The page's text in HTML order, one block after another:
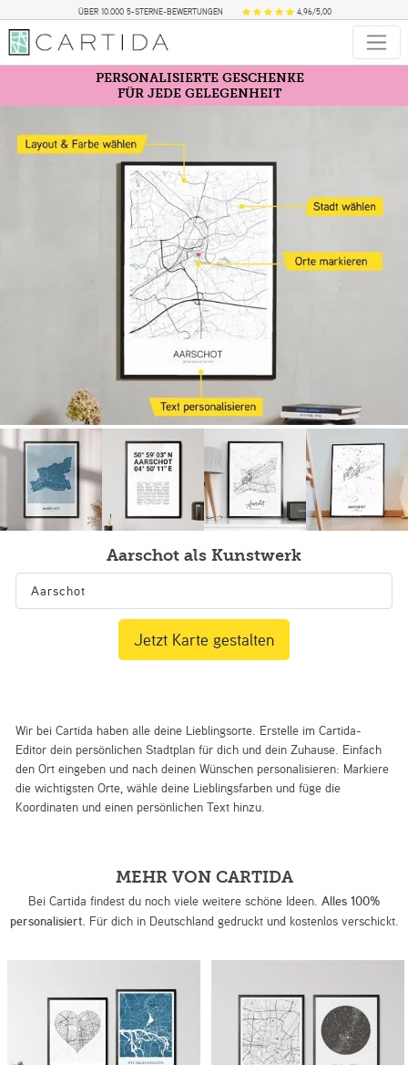
ÜBER 10.000 5-STERNE-BEWERTUNGEN 4,96/5,00
PERSONALISIERTE GESCHENKE
FÜR JEDE GELEGENHEIT
Aarschot als Kunstwerk
Wir bei Cartida haben alle deine Lieblingsorte. Erstelle im Cartida-
Editor dein persönlichen Stadtplan für dich und dein Zuhause. Einfach
den Ort eingeben und nach deinen Wünschen personalisieren: Markiere
die wichtigsten Orte, wähle deine Lieblingsfarben und füge die
Koordinaten und einen persönlichen Text hinzu.
Jetzt Karte gestalten
MEHR VON CARTIDA
Bei Cartida findest du noch viele weitere schöne Ideen. Alles 100%
personalisiert. Für dich in Deutschland gedruckt und kostenlos verschickt.